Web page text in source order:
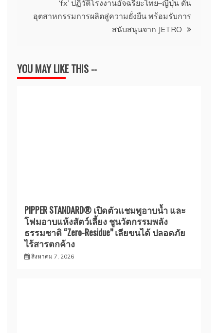
‘fx’ ปฏิวัติโรงงานอัจฉริยะไทย–ญี่ปุ่น ดัน
อุตสาหกรรมการผลิตสู่ความยั่งยืน พร้อมรับการ
สนับสนุนจาก JETRO
YOU MAY LIKE THIS --
PIPPER STANDARD® เปิดตัวแชมพูอาบน้ำ และ
โฟมอาบแห้งสัตว์เลี้ยง ชูนวัตกรรมพลัง
ธรรมชาติ “Zero-Residue” เลียขนได้ ปลอดภัย
ไร้สารตกค้าง
สิงหาคม 7, 2026